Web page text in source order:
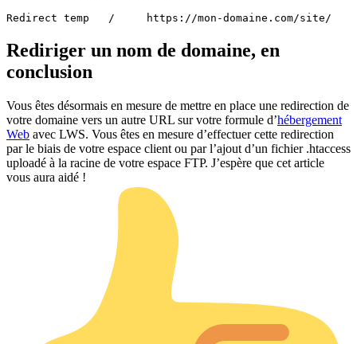
Redirect temp   /     https://mon-domaine.com/site/
Rediriger un nom de domaine, en
conclusion
Vous êtes désormais en mesure de mettre en place une redirection de
votre domaine vers un autre URL sur votre formule d’hébergement
Web avec LWS. Vous êtes en mesure d’effectuer cette redirection
par le biais de votre espace client ou par l’ajout d’un fichier .htaccess
uploadé à la racine de votre espace FTP. J’espère que cet article
vous aura aidé !